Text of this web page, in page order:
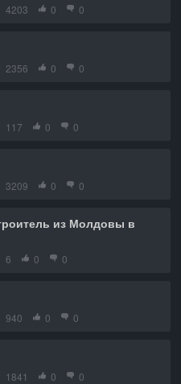
4203 0 0
2356 0 0
117 0 0
3209 0 0
из Молдовы в
6 0 0
940 0 0
1841 0 0